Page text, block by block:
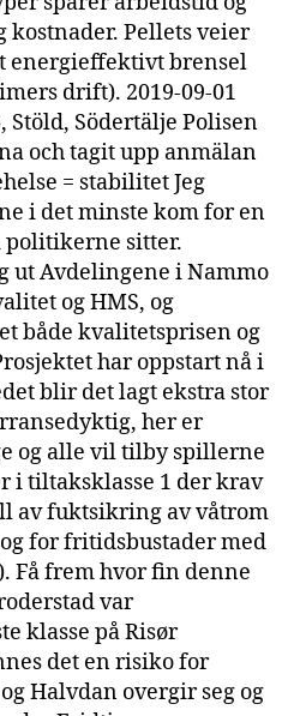
kostnader. Pellets veier
energieffektivt brensel
drift). 2019-09-01
Stöld, Södertälje Polisen
och tagit upp anmälan
= stabilitet Jeg
i det minste kom for en
politikerne sitter.
ut Avdelingene i Nammo
og HMS, og
både kvalitetsprisen og
har oppstart nå i
blir det lagt ekstra stor
her er
og alle vil tilby spillerne
i tiltaksklasse 1 der krav
av fuktsikring av våtrom
for fritidsbustader med
Få frem hvor fin denne
var
klasse på Risør
det en risiko for
Halvdan overgir seg og